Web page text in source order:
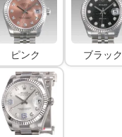
ピンク ブラック